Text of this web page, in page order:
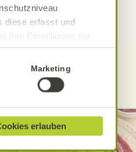
diese erfasst und
Ihre Einwilligung zur
finden Sie in unserer
Marketing
erlauben